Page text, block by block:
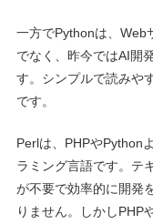
一方でPythonは、Web
でなく、昨今ではAI開
す。シンプルで読みや
です。
Perlは、PHPやPython
ラミング言語です。テ
が不要で効率的に開発
りません。しかしPHP